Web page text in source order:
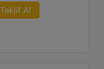
Teklif Al